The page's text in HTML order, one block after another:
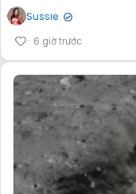
Sussie ✔
6 giờ trước